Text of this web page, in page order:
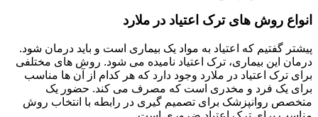
انواع روش های ترک اعتیاد در ملارد
پیشتر گفتیم که اعتیاد به مواد یک بیماری است و باید درمان شود.
درمان این بیماری، ترک اعتیاد نامیده می شود. روش های مختلفی
برای ترک اعتیاد در ملارد وجود دارد که هر کدام از آن ها مناسب
برای یک فرد و مخدری است که مصرف می کند. حضور یک
متخصص روانپزشک برای تصمیم گیری در رابطه با انتخاب روش